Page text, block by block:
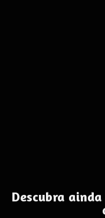
Descubra